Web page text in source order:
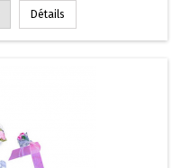
Détails